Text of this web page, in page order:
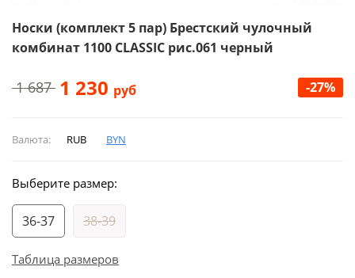
Носки (комплект 5 пар) Брестский чулочный
комбинат 1100 CLASSIC рис.061 черный
1 687 1 230 руб -27%
Валюта: RUB BYN
Выберите размер:
36-37 38-39
Таблица размеров